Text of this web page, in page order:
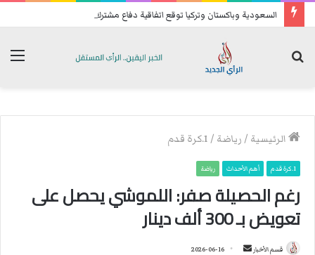
السعودية وباكستان وتركيا توقع اتفاقية دفاع مشترك
الرئيسية /رياضة /1.كرة قدم
1.كرة قدم أهم الأحداث رياضة
رغم الحصيلة صفر: اللموشي يحصل على
تعويض بـ 300 ألف دينار
قسم الأخبار 2026-06-16